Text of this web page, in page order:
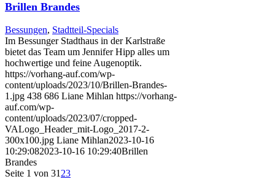
Brillen Brandes
Bessungen, Stadtteil-Specials
Im Bessunger Stadthaus in der Karlstraße
bietet das Team um Jennifer Hipp alles um
hochwertige und feine Augenoptik.
https://vorhang-auf.com/wp-
content/uploads/2023/10/Brillen-Brandes-
1.jpg 438 686 Liane Mihlan https://vorhang-
auf.com/wp-
content/uploads/2023/07/cropped-
VALogo_Header_mit-Logo_2017-2-
300x100.jpg Liane Mihlan2023-10-16
10:29:082023-10-16 10:29:40Brillen
Brandes
Seite 1 von 31 23